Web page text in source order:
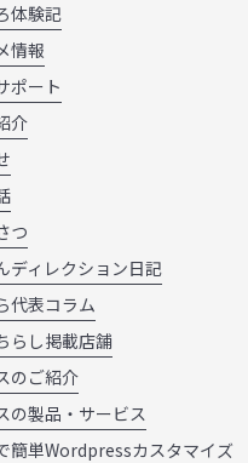
体験記
情報
ポート
介
つ
ディレクション日記
代表コラム
らし掲載店舗
のご紹介
の製品・サービス
簡単Wordpressカスタマイズ